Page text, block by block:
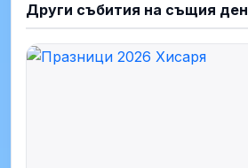
Други събития на същия ден